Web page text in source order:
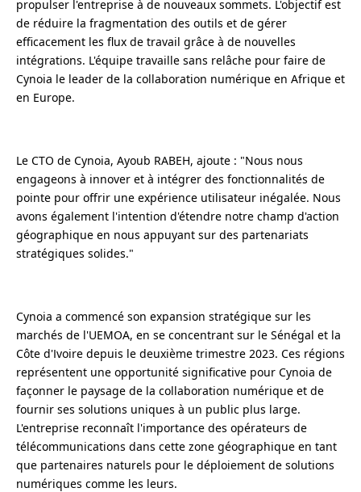
propulser l'entreprise à de nouveaux sommets. L'objectif est
de réduire la fragmentation des outils et de gérer
efficacement les flux de travail grâce à de nouvelles
intégrations. L'équipe travaille sans relâche pour faire de
Cynoia le leader de la collaboration numérique en Afrique et
en Europe.
Le CTO de Cynoia, Ayoub RABEH, ajoute : "Nous nous
engageons à innover et à intégrer des fonctionnalités de
pointe pour offrir une expérience utilisateur inégalée. Nous
avons également l'intention d'étendre notre champ d'action
géographique en nous appuyant sur des partenariats
stratégiques solides."
Cynoia a commencé son expansion stratégique sur les
marchés de l'UEMOA, en se concentrant sur le Sénégal et la
Côte d'Ivoire depuis le deuxième trimestre 2023. Ces régions
représentent une opportunité significative pour Cynoia de
façonner le paysage de la collaboration numérique et de
fournir ses solutions uniques à un public plus large.
L'entreprise reconnaît l'importance des opérateurs de
télécommunications dans cette zone géographique en tant
que partenaires naturels pour le déploiement de solutions
numériques comme les leurs.